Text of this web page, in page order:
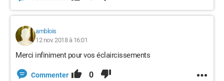
amblois
12 nov. 2018 à 16:01
Merci infiniment pour vos éclaircissements
Commenter 0